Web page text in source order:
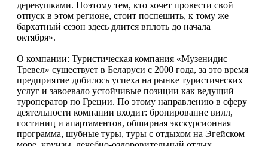
деревушками. Поэтому тем, кто хочет провести свой
отпуск в этом регионе, стоит поспешить, к тому же
бархатный сезон здесь длится вплоть до начала
октября».
О компании: Туристическая компания «Музенидис
Тревел» существует в Беларуси с 2000 года, за это время
предприятие добилось успеха на рынке туристических
услуг и завоевало устойчивые позиции как ведущий
туроператор по Греции. По этому направлению в сферу
деятельности компании входит: бронирование вилл,
гостиниц и апартаментов, обширная экскурсионная
программа, шубные туры, туры с отдыхом на Эгейском